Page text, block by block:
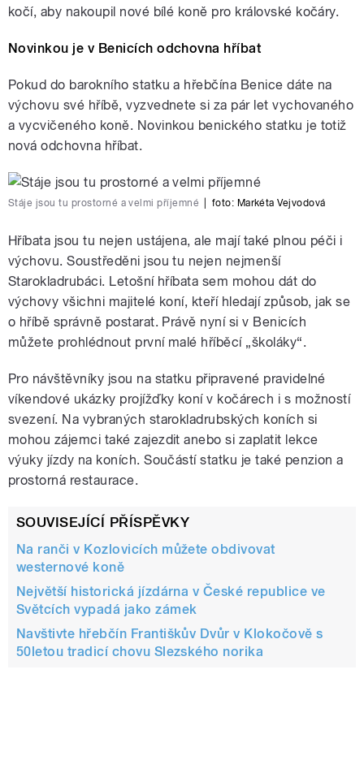
kočí, aby nakoupil nové bílé koně pro královské kočáry.
Novinkou je v Benicích odchovna hříbat
Pokud do barokního statku a hřebčína Benice dáte na
výchovu své hříbě, vyzvednete si za pár let vychovaného
a vycvičeného koně. Novinkou benického statku je totiž
nová odchovna hříbat.
Stáje jsou tu prostorné a velmi příjemné foto: Markéta Vejvodová
Hříbata jsou tu nejen ustájena, ale mají také plnou péči i
výchovu. Soustředěni jsou tu nejen nejmenší
Starokladrubáci. Letošní hříbata sem mohou dát do
výchovy všichni majitelé koní, kteří hledají způsob, jak se
o hříbě správně postarat. Právě nyní si v Benicích
můžete prohlédnout první malé hříběcí „školáky“.
Pro návštěvníky jsou na statku připravené pravidelné
víkendové ukázky projížďky koní v kočárech i s možností
svezení. Na vybraných starokladrubských koních si
mohou zájemci také zajezdit anebo si zaplatit lekce
výuky jízdy na koních. Součástí statku je také penzion a
prostorná restaurace.
SOUVISEJÍCÍ PŘÍSPĚVKY
Na ranči v Kozlovicích můžete obdivovat
westernové koně
Největší historická jízdárna v České republice ve
Světcích vypadá jako zámek
Navštivte hřebčín Františkův Dvůr v Klokočově s
50letou tradicí chovu Slezského norika